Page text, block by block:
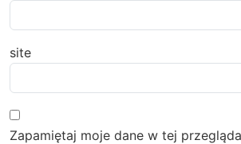
site
Zapamiętaj moje dane w tej